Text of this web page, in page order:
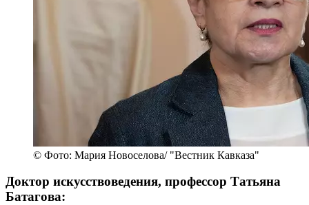
© Фото: Мария Новоселова/ "Вестник Кавказа"
Доктор искусствоведения, профессор Татьяна
Батагова: